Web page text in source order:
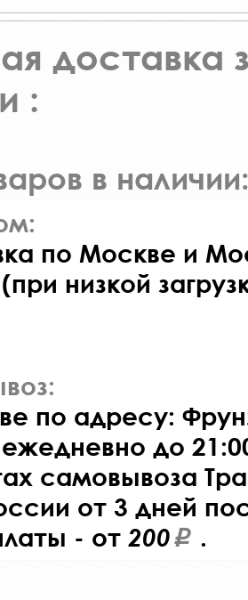
доставка
:
в
по Москве и
низкой
по адресу:
ежедневно до
самовывоза
от 3 дней
- от 200 .